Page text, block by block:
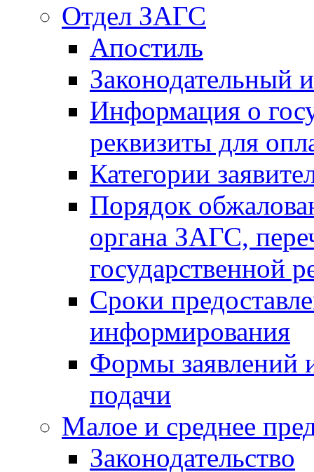
Отдел ЗАГС
Апостиль
Законодательный
Информация о
реквизиты для
Категории
Порядок
органа ЗАГС,
государственной
Сроки
информирования
Формы заявлений
подачи
Малое и среднее
Законодательство